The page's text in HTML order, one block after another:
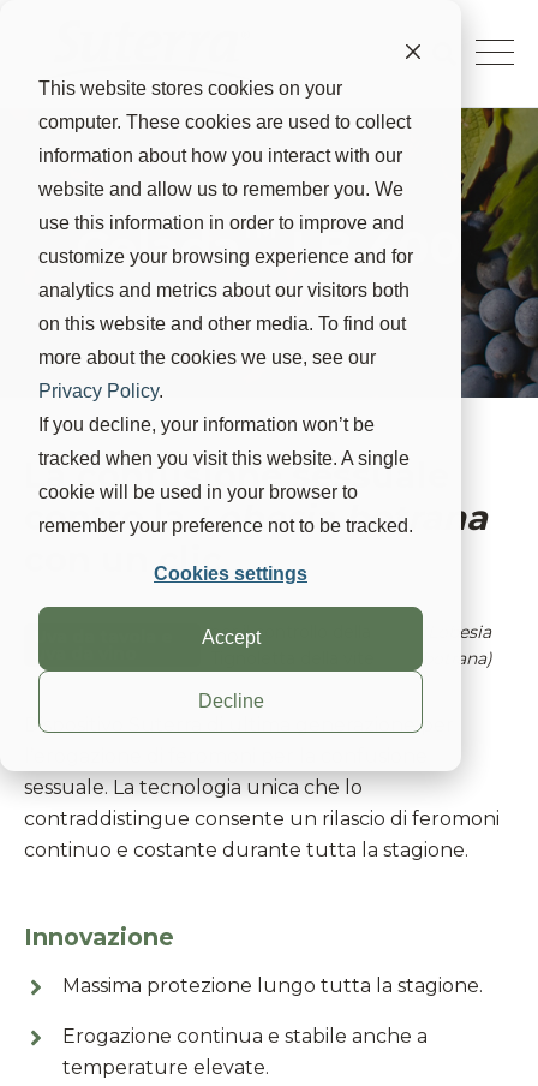
This website stores cookies on your
computer. These cookies are used to collect
information about how you interact with our
website and allow us to remember you. We
use this information in order to improve and
customize your browsing experience and for
analytics and metrics about our visitors both
on this website and other media. To find out
more about the cookies we use, see our
Privacy Policy.
If you decline, your information won’t be
tracked when you visit this website. A single
cookie will be used in your browser to
remember your preference not to be tracked.
Cookies settings
Accept
Decline
Celada™LB 400
La confusione sessuale
contro laLobesia botrana
con un clic
per il controllo della
(Lobesia
botrana)
Dispositivo Suterra di ultima generazione per
sessuale. La tecnologia unica che lo
contraddistingue consente un rilascio di feromoni
continuo e costante durante tutta la stagione.
Innovazione
Massima protezione lungo tutta la stagione.
Erogazione continua e stabile anche a
temperature elevate.